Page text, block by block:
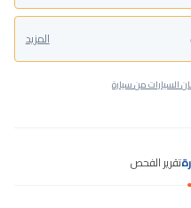
المزيد
السيارات من سيارة
تقرير الفحص